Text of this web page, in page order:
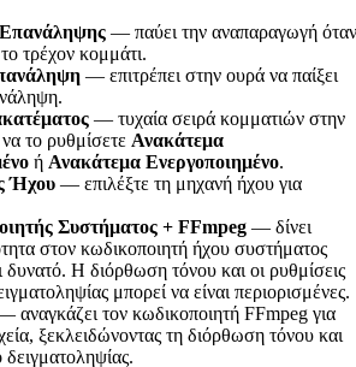
— παύει την αναπαραγωγή όταν
τρέχον κομμάτι.
— επιτρέπει στην ουρά να παίξει
— τυχαία σειρά κομματιών στην
το ρυθμίσετε Ανακάτεμα
ή Ανακάτεμα Ενεργοποιημένο.
Ήχου — επιλέξτε τη μηχανή ήχου για
Συστήματος + FFmpeg — δίνει
στον κωδικοποιητή ήχου συστήματος
δυνατό. Η διόρθωση τόνου και οι ρυθμίσεις
μπορεί να είναι περιορισμένες.
αναγκάζει τον κωδικοποιητή FFmpeg για
ξεκλειδώνοντας τη διόρθωση τόνου και